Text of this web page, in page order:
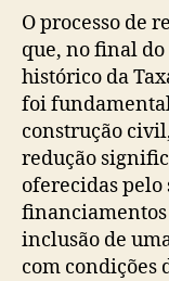
O processo de
que, no final
histórico da
foi
construção
redução
oferecidas
inclusão de
com condições